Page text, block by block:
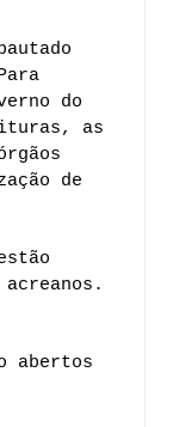
do
as
de
abertos